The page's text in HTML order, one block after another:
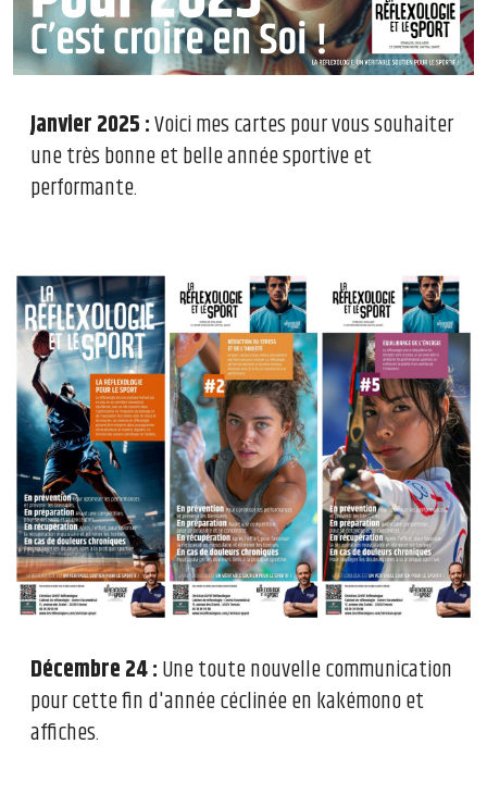
Janvier 2025 :Voici mes cartes pour vous souhaiter
une très bonne et belle année sportive et
performante.
Décembre 24 :Une toute nouvelle communication
pour cette fin d'année céclinée en kakémono et
affiches.